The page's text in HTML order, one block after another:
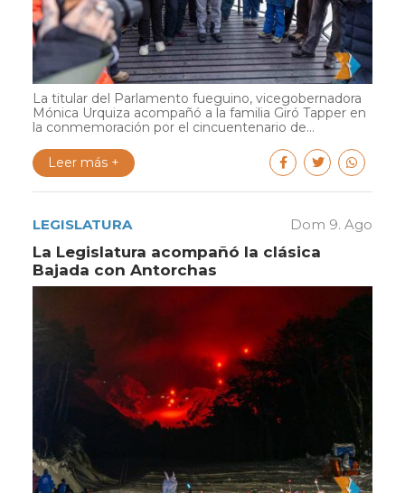
La titular del Parlamento fueguino, vicegobernadora
Mónica Urquiza acompañó a la familia Giró Tapper en
la conmemoración por el cincuentenario de...
Leer más +
LEGISLATURA Dom 9. Ago
La Legislatura acompañó la clásica
Bajada con Antorchas